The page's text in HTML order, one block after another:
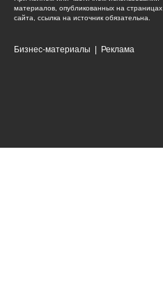
материалов, опубликованных на страницах
сайта, ссылка на источник обязательна.
Бизнес-материалы Реклама